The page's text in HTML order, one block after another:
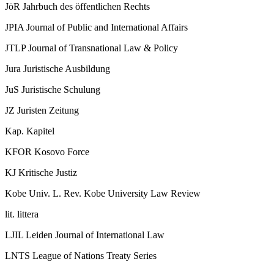
JöR Jahrbuch des öffentlichen Rechts
JPIA Journal of Public and International Affairs
JTLPJournal of Transnational Law & Policy
Jura Juristische Ausbildung
JuS Juristische Schulung
JZ Juristen Zeitung
Kap. Kapitel
KFOR Kosovo Force
KJ Kritische Justiz
Kobe Univ. L. Rev. Kobe University Law Review
lit. littera
LJIL Leiden Journal of International Law
LNTS League of Nations Treaty Series